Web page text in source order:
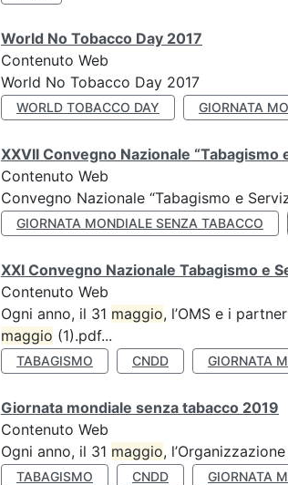
World No Tobacco Day 2017
Contenuto Web
World No Tobacco Day 2017
WORLD TOBACCO DAY GIORNATA
XXVII Convegno Nazionale “Tabagismo
Contenuto Web
Convegno Nazionale “Tabagismo e
GIORNATA MONDIALE SENZA TABACCO
XXI Convegno Nazionale Tabagismo e
Contenuto Web
Ogni anno, il 31 maggio, l’OMS e i
maggio (1).pdf...
TABAGISMO CNDD GIORNATA
Giornata mondiale senza tabacco 2019
Contenuto Web
Ogni anno, il 31 maggio,
TABAGISMO CNDD GIORNATA